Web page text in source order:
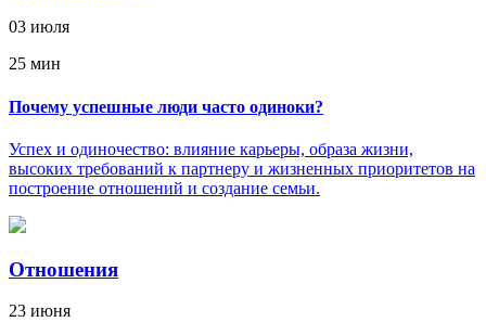
03 июля
25 мин
Почему успешные люди часто одиноки?
Успех и одиночество: влияние карьеры, образа жизни,
высоких требований к партнеру и жизненных приоритетов на
построение отношений и создание семьи.
Отношения
23 июня